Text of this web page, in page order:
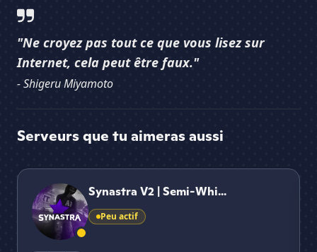
"Ne croyez pas tout ce que vous lisez sur
Internet, cela peut être faux."
- Shigeru Miyamoto
Serveurs que tu aimeras aussi
Synastra V2 | Semi-Whitelist
Synastra V2 | Semi-Whi...
Peu actif